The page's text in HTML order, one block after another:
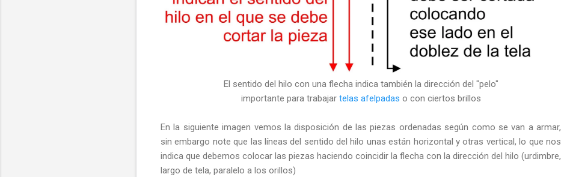
El sentido del hilo con una flecha indica también la dirección del "pelo"
importante para trabajar telas afelpadas o con ciertos brillos
En la siguiente imagen vemos la disposición de las piezas ordenadas según como se van a armar,
sin embargo note que las líneas del sentido del hilo unas están horizontal y otras vertical, lo que nos
indica que debemos colocar las piezas haciendo coincidir la flecha con la dirección del hilo (urdimbre,
largo de tela, paralelo a los orillos)